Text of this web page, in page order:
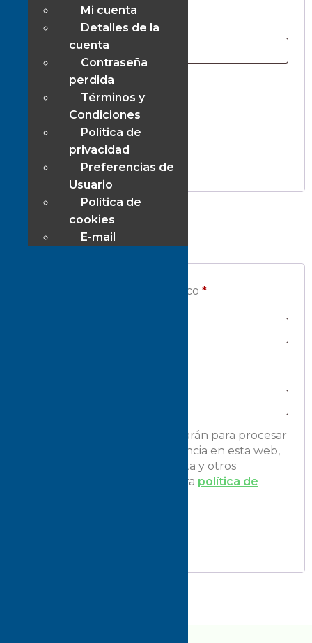
Contraseña*
Recuérdame
Acceso
¿Olvidaste la contraseña?
Registrarse
Dirección de correo electrónico *
Tus datos personales se utilizarán para procesar
tu pedido, mejorar tu experiencia en esta web,
gestionar el acceso a tu cuenta y otros
propósitos descritos en nuestra política de
Mi cuenta
Detalles de la
cuenta
Contraseña
perdida
Términos y
Condiciones
Política de
privacidad
Preferencias de
Usuario
Política de
cookies
E-mail